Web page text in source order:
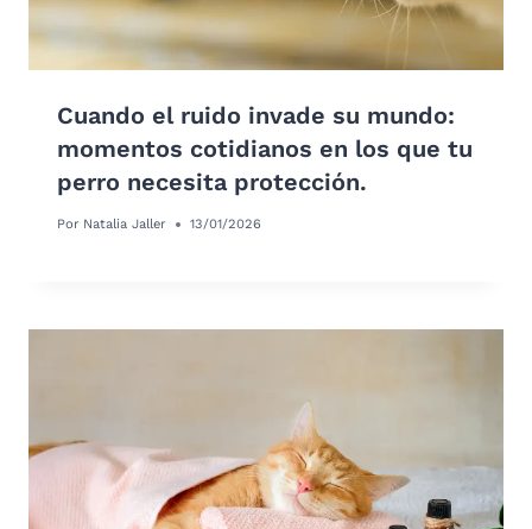
Cuando el ruido invade su mundo:
momentos cotidianos en los que tu
perro necesita protección.
Por Natalia Jaller 13/01/2026